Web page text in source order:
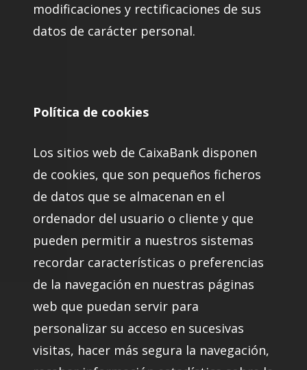
modificaciones y rectificaciones de sus
datos de carácter personal.
Política de cookies
Los sitios web de CaixaBank disponen
de cookies, que son pequeños ficheros
de datos que se almacenan en el
ordenador del usuario o cliente y que
pueden permitir a nuestros sistemas
recordar características o preferencias
de la navegación en nuestras páginas
web que puedan servir para
personalizar su acceso en sucesivas
visitas, hacer más segura la navegación,